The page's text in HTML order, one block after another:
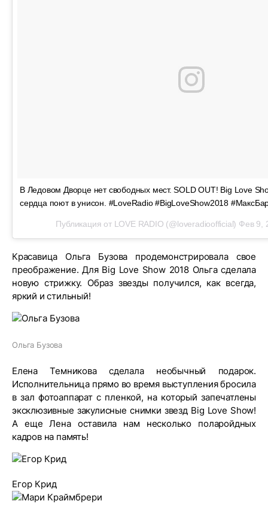
В Ледовом Дворце нет свободных мест. SOLD OUT! Big Love
сердца поют в унисон. #LoveRadio #BigLoveShow2018
Публикация от LOVE RADIO (@loveradioofficial) Фев 9,
Красавица Ольга Бузова продемонстрировала свое
преображение. Для Big Love Show 2018 Ольга сделала
новую стрижку. Образ звезды получился, как всегда,
яркий и стильный!
Ольга Бузова
Елена Темникова сделала необычный подарок.
Исполнительница прямо во время выступления бросила
в зал фотоаппарат с пленкой, на который запечатлены
эксклюзивные закулисные снимки звезд Big Love Show!
А еще Лена оставила нам несколько поларойдных
кадров на память!
Егор Крид